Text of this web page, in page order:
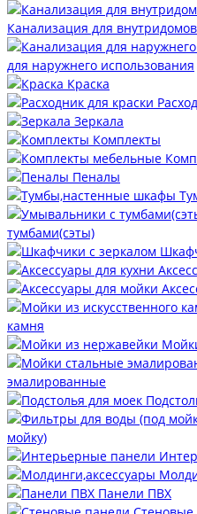
Канализация для
для наружнего использования
Краска
Зеркала
Комплекты
Пеналы
тумбами(сэты)
камня
эмалированные
мойку)
Панели ПВХ